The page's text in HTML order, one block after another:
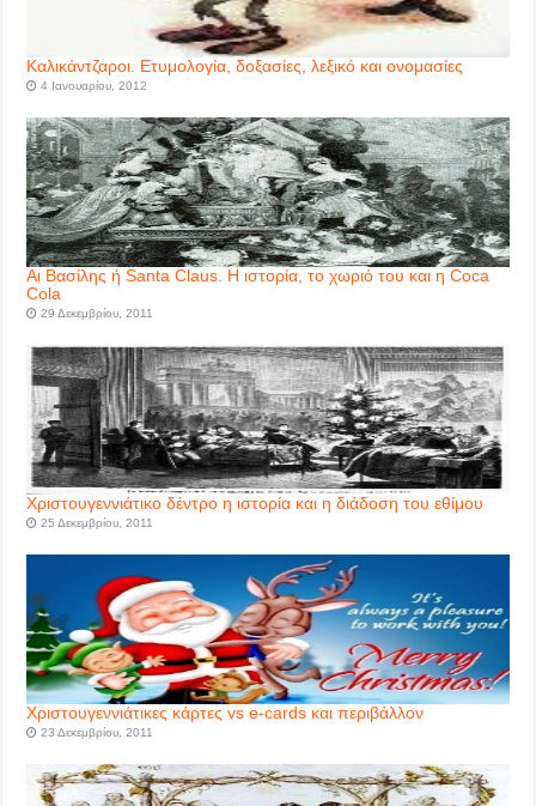
Καλικάντζαροι. Ετυμολογία, δοξασίες, λεξικό και ονομασίες
4 Ιανουαρίου, 2012
Αι Βασίλης ή Santa Claus. Η ιστορία, το χωριό του και η Coca
Cola
29 Δεκεμβρίου, 2011
Χριστουγεννιάτικο δέντρο η ιστορία και η διάδοση του εθίμου
25 Δεκεμβρίου, 2011
Χριστουγεννιάτικες κάρτες vs e-cards και περιβάλλον
23 Δεκεμβρίου, 2011